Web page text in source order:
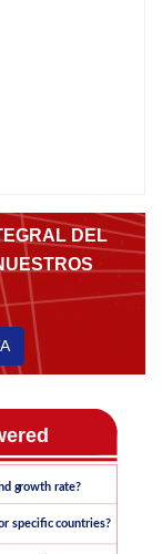
DEL